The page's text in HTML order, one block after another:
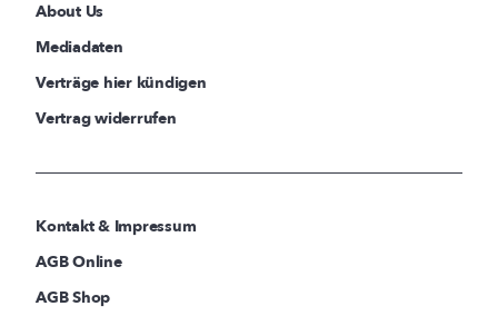
About Us
Mediadaten
Verträge hier kündigen
Vertrag widerrufen
Kontakt & Impressum
AGB Online
AGB Shop